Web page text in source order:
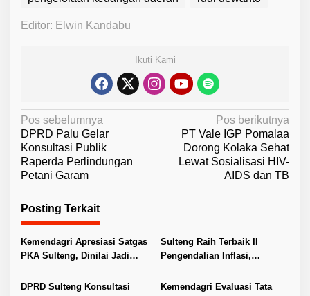
Editor: Elwin Kandabu
Ikuti Kami
N
a
v
i
g
a
s
i
p
Pos sebelumnya
DPRD Palu Gelar
Konsultasi Publik
Raperda Perlindungan
Petani Garam
Pos berikutnya
PT Vale IGP Pomalaa
Dorong Kolaka Sehat
Lewat Sosialisasi HIV-
AIDS dan TB
Posting Terkait
Kemendagri Apresiasi Satgas
PKA Sulteng, Dinilai Jadi
Agraria
Sulteng Raih Terbaik II
Pengendalian Inflasi,
DPRD Sulteng Konsultasi
Kemendagri Evaluasi Tata